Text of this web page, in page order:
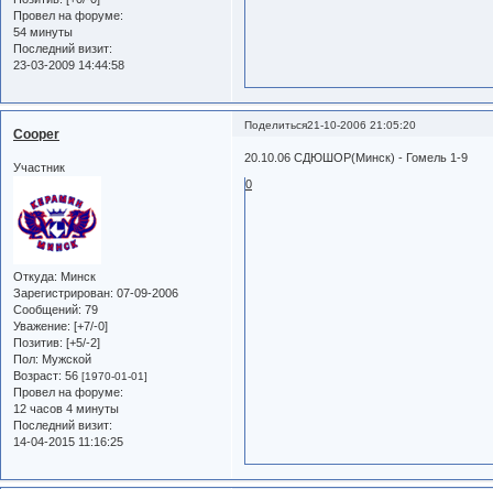
Провел на форуме:
54 минуты
Последний визит:
23-03-2009 14:44:58
Поделиться21-10-2006 21:05:20
Cooper
Участник
Откуда: Минск
Зарегистрирован: 07-09-2006
Сообщений: 79
Уважение: [+7/-0]
Позитив: [+5/-2]
Пол: Мужской
Возраст: 56 [1970-01-01]
Провел на форуме:
12 часов 4 минуты
Последний визит:
14-04-2015 11:16:25
20.10.06 СДЮШОР(Минск) - Гомель 1-9
0